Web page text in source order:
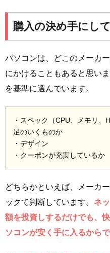
購入の決め手にし
パソコンは、どこのメーカ
にかけることもあると思い
を基準に選んでいます。
・スペック（CPU、メモリ
足のいくものか
・デザイン
・クーポンが充実しているか
どちらかといえば、メーカ
ックで判断しています。 ネ
額を投資しするだけでも、
ソコンが安く手に入るからで